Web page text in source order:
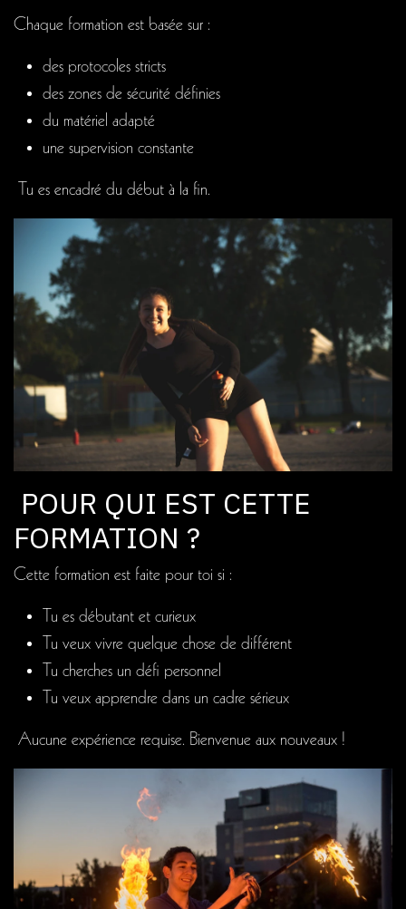
Chaque formation est basée sur :
des protocoles stricts
des zones de sécurité définies
du matériel adapté
une supervision constante
Tu es encadré du début à la fin.
POUR QUI EST CETTE
FORMATION ?
Cette formation est faite pour toi si :
Tu es débutant et curieux
Tu veux vivre quelque chose de différent
Tu cherches un défi personnel
Tu veux apprendre dans un cadre sérieux
Aucune expérience requise. Bienvenue aux nouveaux !